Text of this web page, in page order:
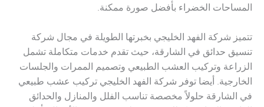
المساحات الخضراء بأفضل صورة ممكنة.
تتميز شركة الفهد الخليجي بخبرتها الطويلة في مجال شركة
تنسيق حدائق في الشارقة، حيث تقدم خدمات متكاملة تشمل
الزراعة وتركيب العشب الطبيعي وتصميم الممرات والجلسات
الخارجية. أيضا توفر شركة الفهد الخليجي تركيب عشب طبيعي
في الشارقة حلولاً مخصصة تناسب الفلل والمنازل والحدائق